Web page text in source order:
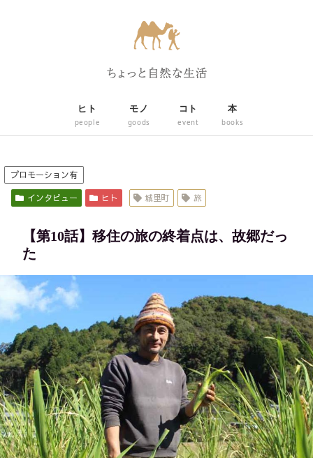
ヒト
people
モノ
goods
コト
event
本
books
プロモーション有
インタビュー ヒト 城里町 旅
【第10話】移住の旅の終着点は、故郷だっ
た